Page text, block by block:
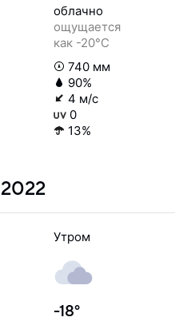
облачно
ощущается
как -20°C
740 мм
90%
4 м/с
0
13%
2022
Утром
-18°